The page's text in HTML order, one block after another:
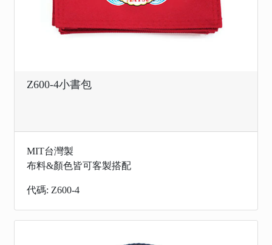
Z600-4小書包
MIT台灣製
布料&顏色皆可客製搭配
代碼: Z600-4